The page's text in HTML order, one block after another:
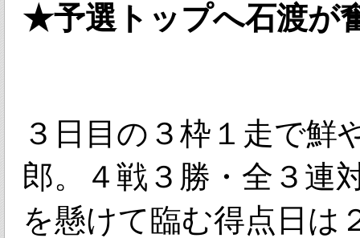
★予選トップへ石渡が
３日目の３枠１走で鮮
郎。４戦３勝・全３連
を懸けて臨む得点日は